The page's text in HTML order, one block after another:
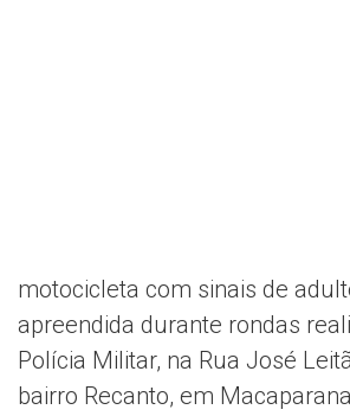
motocicleta com sinais de
apreendida durante rondas
Polícia Militar, na Rua José
bairro Recanto, em